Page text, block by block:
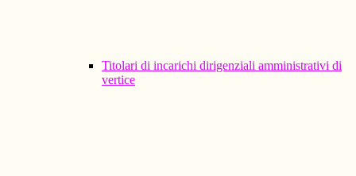
Titolari di incarichi dirigenziali amministrativi di
vertice